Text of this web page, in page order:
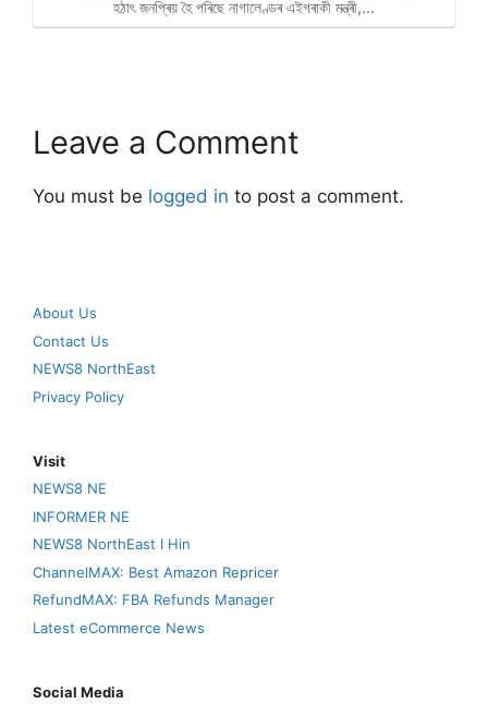
হঠাৎ জনপ্ৰিয় হৈ পৰিছে নাগালেণ্ডৰ এইগৰাকী মন্ত্ৰী,…
Leave a Comment
You must be logged in to post a comment.
About Us
Contact Us
NEWS8 NorthEast
Privacy Policy
Visit
NEWS8 NE
INFORMER NE
NEWS8 NorthEast I Hin
ChannelMAX: Best Amazon Repricer
RefundMAX: FBA Refunds Manager
Latest eCommerce News
Social Media